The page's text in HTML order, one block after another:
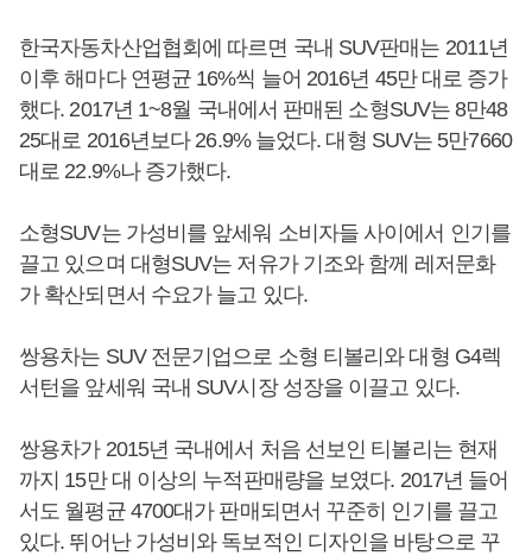
한국자동차산업협회에 따르면 국내 SUV판매는 2011년
이후 해마다 연평균 16%씩 늘어 2016년 45만 대로 증가
했다. 2017년 1~8월 국내에서 판매된 소형SUV는 8만48
25대로 2016년보다 26.9% 늘었다. 대형 SUV는 5만7660
대로 22.9%나 증가했다.
소형SUV는 가성비를 앞세워 소비자들 사이에서 인기를
끌고 있으며 대형SUV는 저유가 기조와 함께 레저문화
가 확산되면서 수요가 늘고 있다.
쌍용차는 SUV 전문기업으로 소형 티볼리와 대형 G4렉
서턴을 앞세워 국내 SUV시장 성장을 이끌고 있다.
쌍용차가 2015년 국내에서 처음 선보인 티볼리는 현재
까지 15만 대 이상의 누적판매량을 보였다. 2017년 들어
서도 월평균 4700대가 판매되면서 꾸준히 인기를 끌고
있다. 뛰어난 가성비와 독보적인 디자인을 바탕으로 꾸